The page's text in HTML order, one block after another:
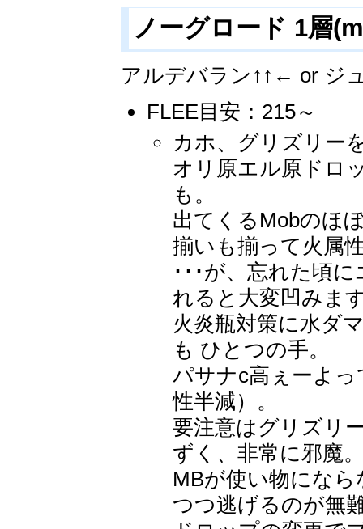
ノーグロード 1層
アルデバラン↑↑← or ジ
FLEE目安：215～
カホ、グリズリー
オリ原エル原ドロ
も。
出てくるMobのほ
揃いも揃って火属
･･･が、忘れた頃
れると大変凹みま
火炎瓶対策に水ダ
も ひとつの手。
パサナc高ぇーよ
性半減）。
要注意はグリズリ
ずく、非常に邪魔
MBが使い物にな
つつ逃げるのが無